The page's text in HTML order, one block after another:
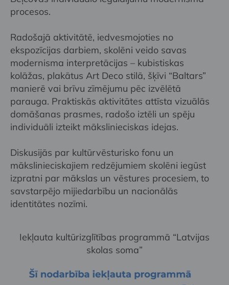
procesos.
Radošajā aktivitātē, iedvesmojoties no
ekspozīcijas darbiem, skolēni veido savas
modernisma interpretācijas – kubistiskas
kolāžas, plakātus Art Deco stilā, šķīvi “Baltars”
manierē vai brīvu zīmējumu pēc izvēlētā
parauga. Praktiskās aktivitātes attīsta vizuālās
domāšanas prasmes, radošo iztēli un spēju
individuāli izteikt mākslinieciskas idejas.
Diskusijās par kultūrvēsturisko fonu un
mākslinieciskajiem redzējumiem skolēni iegūst
izpratni par mākslas un vēstures procesiem, to
savstarpējo mijiedarbību un nacionālās
identitātes nozīmi.
Iekļauta kultūrizglītības programmā “Latvijas
skolas soma”